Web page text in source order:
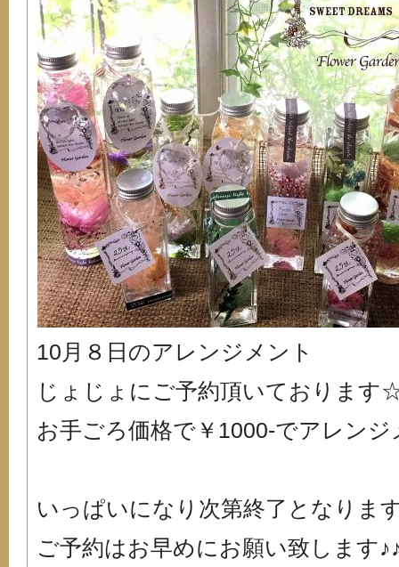
10月８日のアレンジメント
じょじょにご予約頂いております
お手ごろ価格で￥1000-でアレン
いっぱいになり次第終了となりま
ご予約はお早めにお願い致します